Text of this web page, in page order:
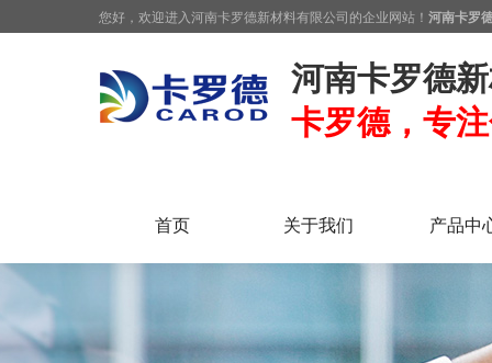
您好，欢迎进入河南卡罗德新材料有限公司的企业网站！ 河南卡罗
河南卡罗德
卡罗德，专
首页 关于我们 产品中